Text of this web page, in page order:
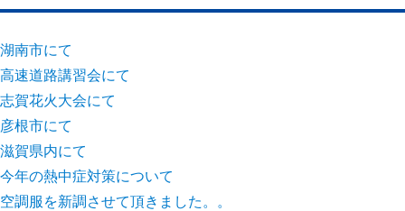
湖南市にて
高速道路講習会にて
志賀花火大会にて
彦根市にて
滋賀県内にて
今年の熱中症対策について
空調服を新調させて頂きました。。